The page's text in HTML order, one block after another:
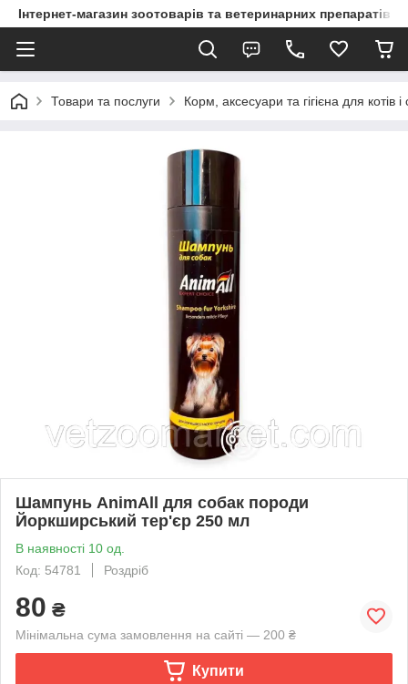
Інтернет-магазин зоотоварів та ветеринарних препаратів
Товари та послуги Корм, аксесуари та гігієна для котів і
Шампунь AnimАll для собак породи
Йоркширський тер'єр 250 мл
В наявності 10 од.
Код: 54781
Роздріб
80 ₴
Мінімальна сума замовлення на сайті — 200 ₴
Купити